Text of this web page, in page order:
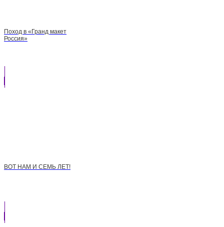
Поход в «Гранд макет
Россия»
ВОТ НАМ И СЕМЬ ЛЕТ!